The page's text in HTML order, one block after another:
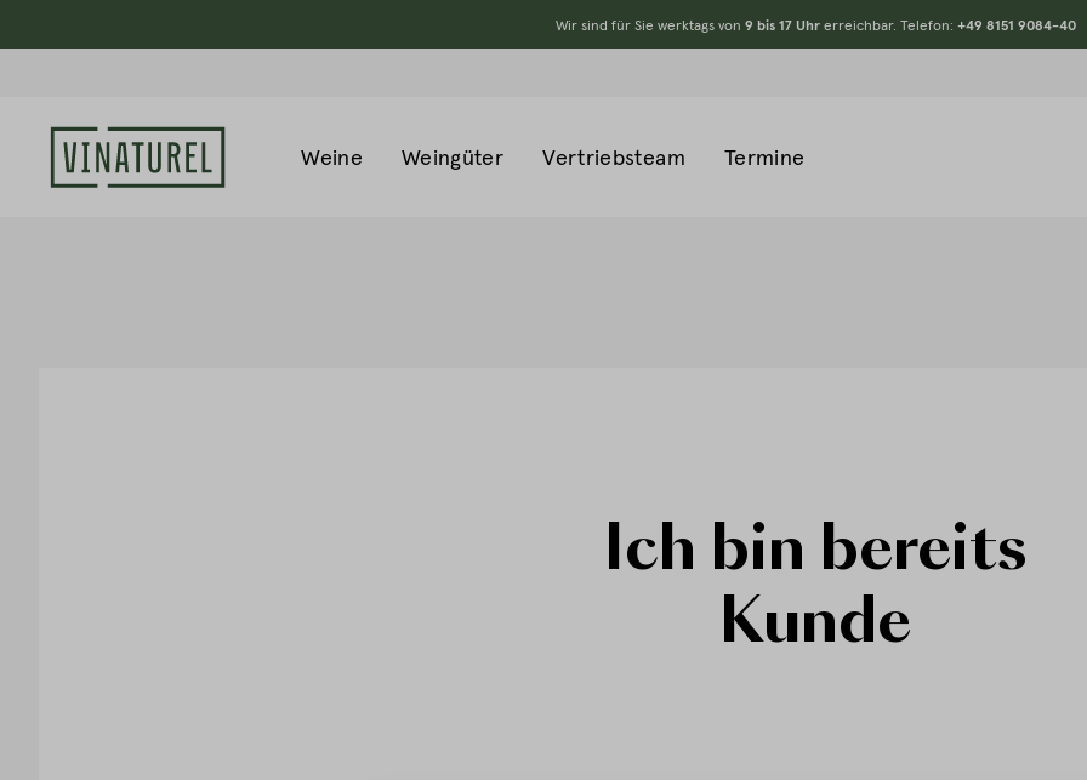
Wir sind für Sie werktags von 9 bis 17 Uhrerreichbar. Telefon: +49 8151 9084-40
Weine Weingüter Vertriebsteam Termine
Ich bin bereits
Kunde